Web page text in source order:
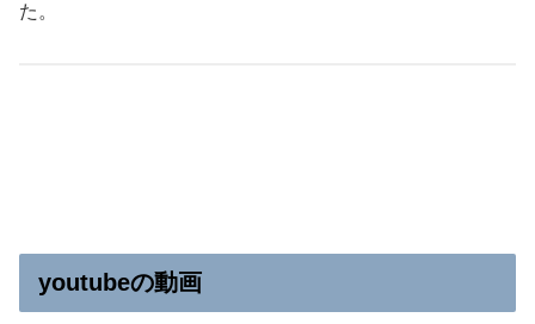
た。
youtubeの動画